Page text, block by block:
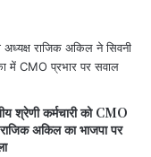
श्रेणी कर्मचारी को CMO
अकिल का भाजपा पर